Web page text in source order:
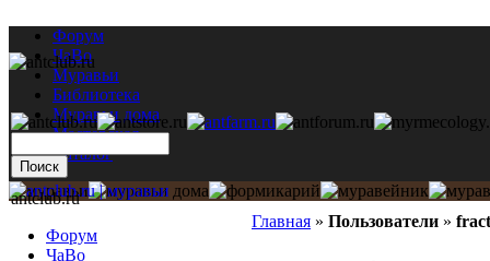
Форум
ЧаВо
Муравьи
Библиотека
Муравьи дома
Мастерская
Каталог
Главная » Пользователи »
antclub.ru
Форум
ЧаВо